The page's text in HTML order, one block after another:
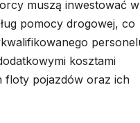
muszą inwestować w
pomocy drogowej, co
kosztami
floty pojazdów oraz ich